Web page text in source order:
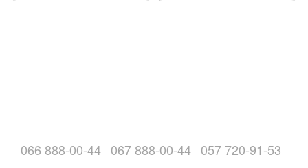
066 888-00-44 067 888-00-44 057 720-91-53